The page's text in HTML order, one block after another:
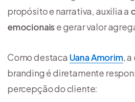
propósito e narrativa, auxilia a
emocionais e gerar valor
Como destaca Uana Amorim,
branding é diretamente
percepção do cliente: